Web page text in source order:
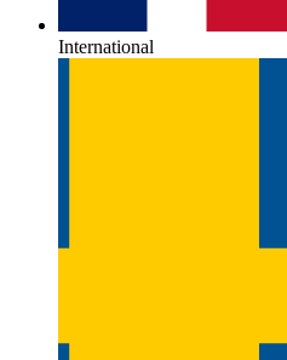
International